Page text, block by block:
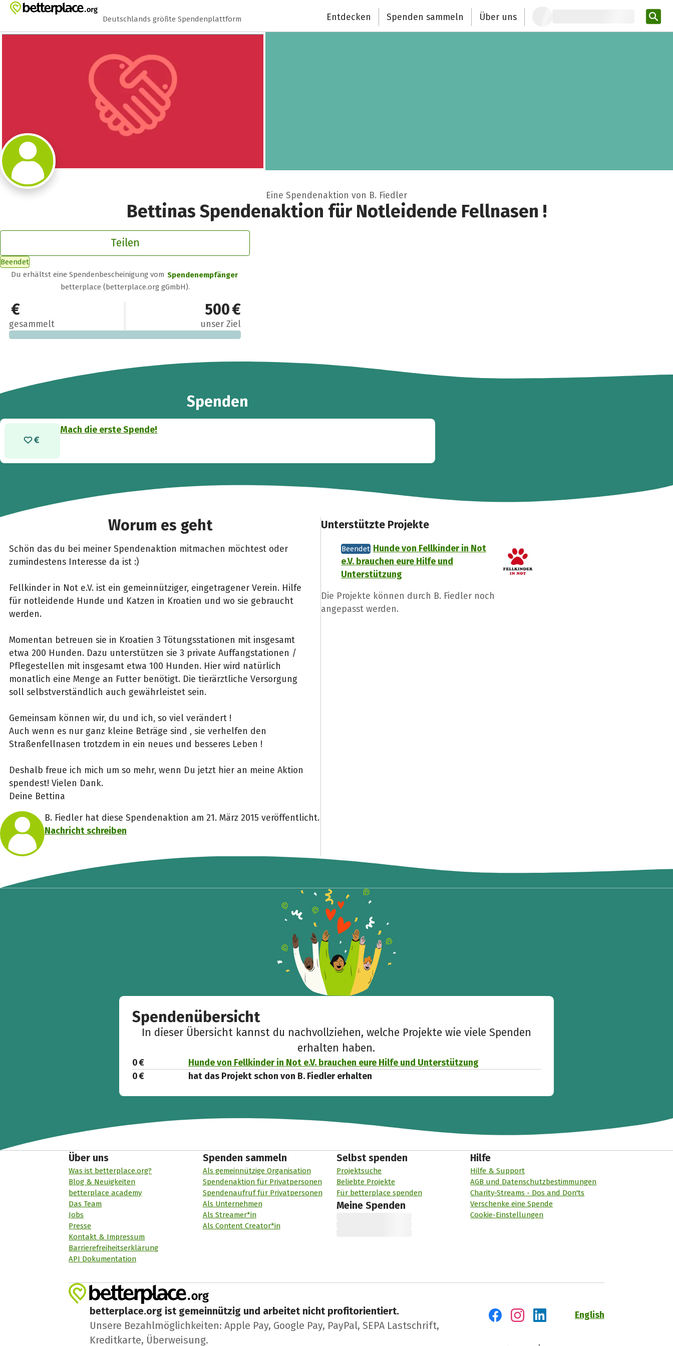
Zum Hauptinhalt springen
Erklärung zur Barrierefreiheit anzeigen
Deutschlands größte Spendenplattform Entdecken Spenden sammeln Über uns
Eine Spendenaktion von B. Fiedler
Bettinas Spendenaktion für Notleidende Fellnasen !
Teilen
Beendet
Du erhältst eine Spendenbescheinigung vom Spendenempfänger
betterplace (betterplace.org gGmbH).
0 €
gesammelt
500 €
unser Ziel
Spenden
Mach die erste Spende!
Worum es geht
Schön das du bei meiner Spendenaktion mitmachen möchtest oder
zumindestens Interesse da ist :)
Fellkinder in Not e.V. ist ein gemeinnütziger, eingetragener Verein. Hilfe
für notleidende Hunde und Katzen in Kroatien und wo sie gebraucht
werden.
Momentan betreuen sie in Kroatien 3 Tötungsstationen mit insgesamt
etwa 200 Hunden. Dazu unterstützen sie 3 private Auffangstationen /
Pflegestellen mit insgesamt etwa 100 Hunden. Hier wird natürlich
monatlich eine Menge an Futter benötigt. Die tierärztliche Versorgung
soll selbstverständlich auch gewährleistet sein.
Gemeinsam können wir, du und ich, so viel verändert !
Auch wenn es nur ganz kleine Beträge sind , sie verhelfen den
Straßenfellnasen trotzdem in ein neues und besseres Leben !
Deshalb freue ich mich um so mehr, wenn Du jetzt hier an meine Aktion
spendest! Vielen Dank.
Deine Bettina
B. Fiedler hat diese Spendenaktion am 21. März 2015 veröffentlicht.
Nachricht schreiben
Unterstützte Projekte
Beendet Hunde von Fellkinder in Not
e.V. brauchen eure Hilfe und
Unterstützung
Die Projekte können durch B. Fiedler noch
angepasst werden.
Spendenübersicht
In dieser Übersicht kannst du nachvollziehen, welche Projekte wie viele Spenden
erhalten haben.
0 €
Hunde von Fellkinder in Not e.V. brauchen eure Hilfe und Unterstützung
0 €
hat das Projekt schon von B. Fiedler erhalten
Über uns
Was ist betterplace.org?
Blog & Neuigkeiten
betterplace academy
Das Team
Jobs
Presse
Kontakt & Impressum
Barrierefreiheitserklärung
API Dokumentation
Spenden sammeln
Als gemeinnützige Organisation
Spendenaktion für Privatpersonen
Spendenaufruf für Privatpersonen
Als Unternehmen
Als Streamer*in
Als Content Creator*in
Selbst spenden
Projektsuche
Beliebte Projekte
Für betterplace spenden
Meine Spenden
Hilfe
Hilfe & Support
AGB und Datenschutzbestimmungen
Charity-Streams - Dos and Don'ts
Verschenke eine Spende
Cookie-Einstellungen
betterplace.org ist gemeinnützig und arbeitet nicht profitorientiert.
Unsere Bezahlmöglichkeiten: Apple Pay, Google Pay, PayPal, SEPA Lastschrift,
Kreditkarte, Überweisung.
English